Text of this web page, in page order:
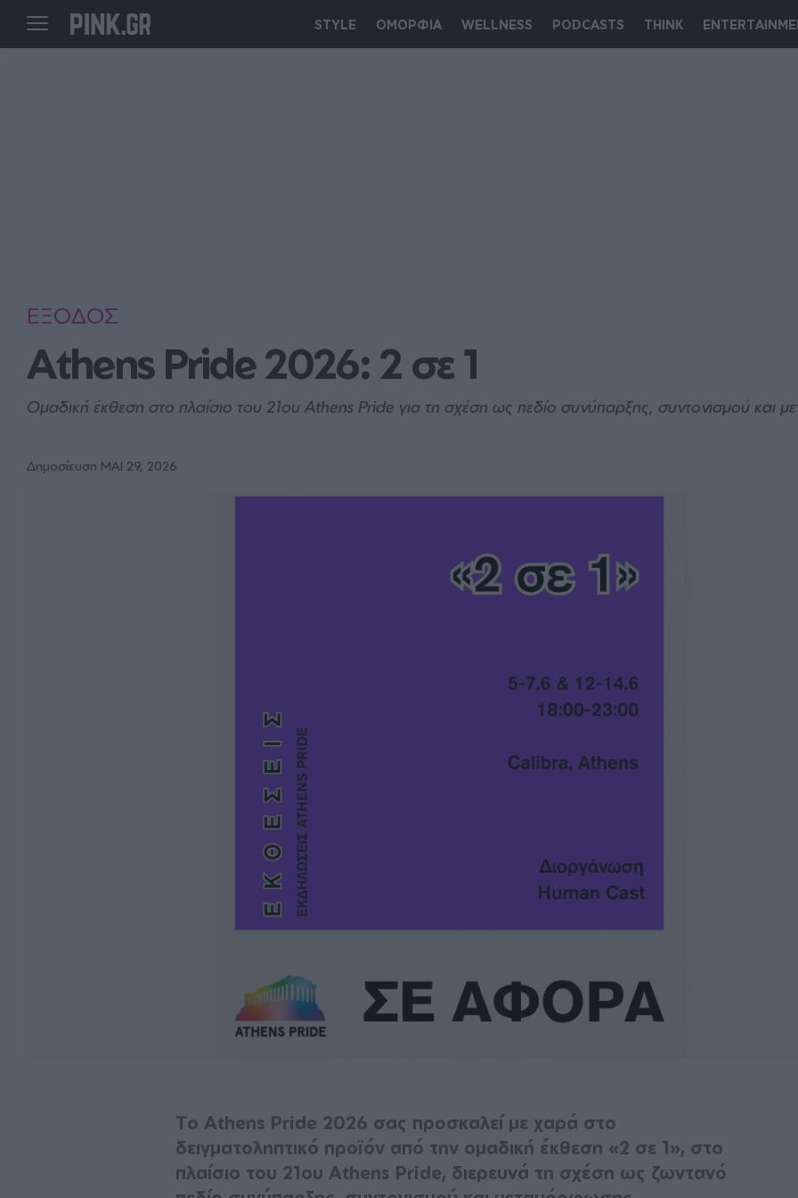
STYLE ΟΜΟΡΦΙΑ WELLNESS PODCASTS THINK
ΕΞΟΔΟΣ
Athens Pride 2026: 2 σε 1
Ομαδική έκθεση στο πλαίσιο του 21ου Athens Pride για τη σχέση ως πεδίο συνύπαρξης, συντονισμού και
Δημοσίευση ΜΑΙ 29, 2026
Το Athens Pride 2026 σας προσκαλεί με χαρά στο
δειγματοληπτικό προϊόν από την ομαδική έκθεση «2 σε 1», στο
πλαίσιο του 21ου Athens Pride, διερευνά τη σχέση ως ζωντανό